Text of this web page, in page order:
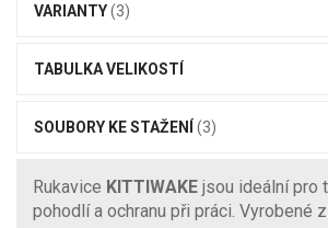
VARIANTY(3)
TABULKA VELIKOSTÍ
SOUBORY KE STAŽENÍ (3)
Rukavice KITTIWAKE jsou ideální pro
pohodlí a ochranu při práci. Vyrobené